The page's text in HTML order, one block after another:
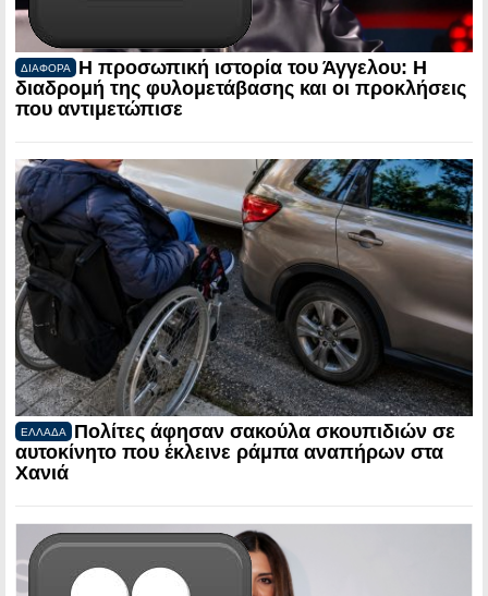
ΔΙΑΦΟΡΑ
Η προσωπική ιστορία του Άγγελου: Η
διαδρομή της φυλομετάβασης και οι προκλήσεις
που αντιμετώπισε
ΕΛΛΑΔΑ
Πολίτες άφησαν σακούλα σκουπιδιών σε
αυτοκίνητο που έκλεινε ράμπα αναπήρων στα
Χανιά